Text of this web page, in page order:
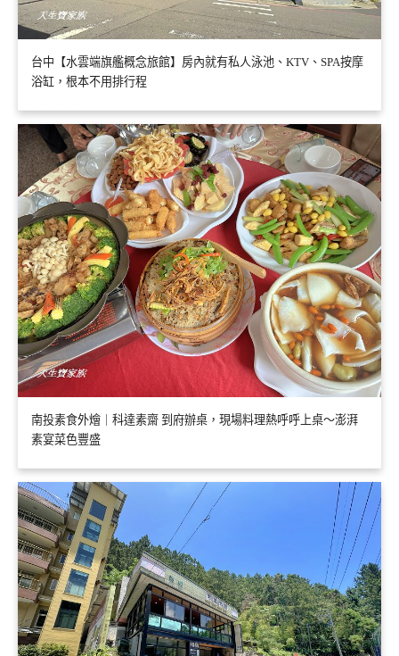
台中【水雲端旗艦概念旅館】房內就有私人泳池、KTV、SPA按摩
浴缸，根本不用排行程
南投素食外燴｜科達素齋 到府辦桌，現場料理熱呼呼上桌～澎湃
素宴菜色豐盛